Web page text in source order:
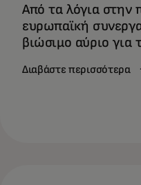
Από τα λόγια στην
ευρωπαϊκή
βιώσιμο αύριο για
Διαβάστε περισσότερα